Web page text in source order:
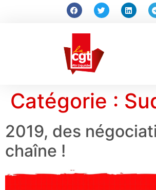
Catégorie :
2019, des
chaîne !